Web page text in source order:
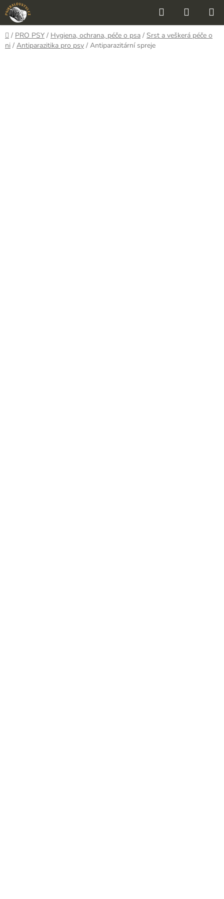
Přejít
na
obsah
Hledat
KOŠÍK
Domů
/ PRO PSY / Hygiena, ochrana, péče o psa / Srst a veškerá péče o
ni / Antiparazitika pro psy / Antiparazitární spreje